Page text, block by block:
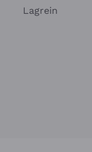
Lagrein